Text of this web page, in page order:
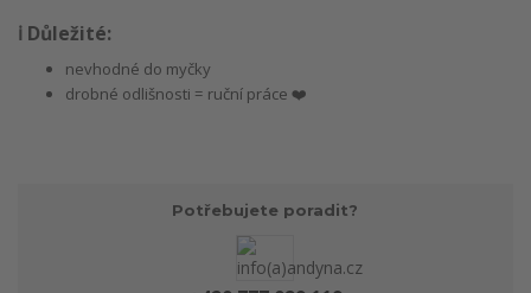
ℹ️ Důležité:
nevhodné do myčky
drobné odlišnosti = ruční práce ❤️
Potřebujete poradit?